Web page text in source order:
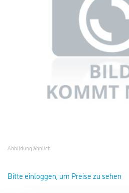
Abbildung ähnlich
Bitte einloggen, um Preise zu sehen